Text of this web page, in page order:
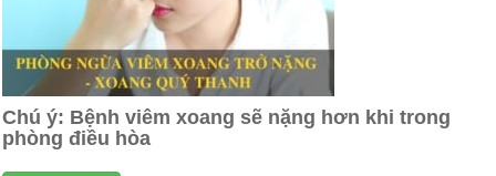
Chú ý: Bệnh viêm xoang sẽ nặng hơn khi trong
phòng điều hòa